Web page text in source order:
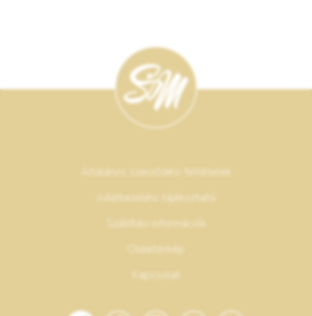
Általános szerződési feltételek
Adatkezelési tájékoztató
Szállítási információk
Oldaltérkép
Kapcsolat